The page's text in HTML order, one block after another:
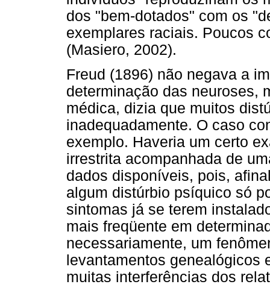
dos "bem-dotados" com os
exemplares raciais. Poucos
(Masiero, 2002).
Freud (1896) não negava a
determinação das neuroses,
médica, dizia que muitos
inadequadamente. O caso
exemplo. Haveria um certo
irrestrita acompanhada de
dados disponíveis, pois,
algum distúrbio psíquico só
sintomas já se terem
mais freqüente em
necessariamente, um
levantamentos genealógicos
muitas interferências dos